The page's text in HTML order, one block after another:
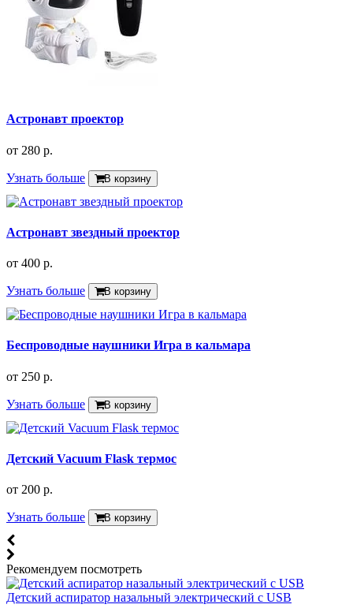
Астронавт проектор
от 280 р.
Узнать больше В корзину
Астронавт звездный проектор
от 400 р.
Узнать больше В корзину
Беспроводные наушники Игра в кальмара
от 250 р.
Узнать больше В корзину
Детский Vacuum Flask термос
от 200 р.
Узнать больше В корзину
Рекомендуем посмотреть
Детский аспиратор назальный электрический с USB